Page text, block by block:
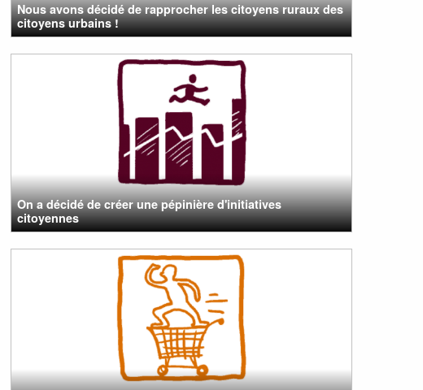
Nous avons décidé de rapprocher les citoyens ruraux des
citoyens urbains !
On a décidé de créer une pépinière d'initiatives
citoyennes